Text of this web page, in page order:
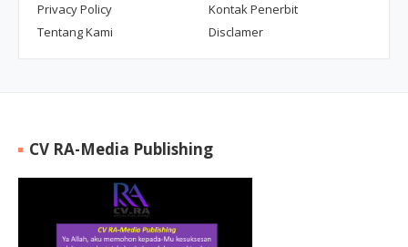
Privacy Policy
Kontak Penerbit
Tentang Kami
Disclamer
CV RA-Media Publishing